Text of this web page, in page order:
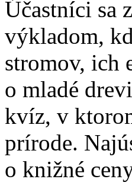
Účastníci sa
výkladom,
stromov, ich
o mladé
kvíz, v
prírode.
o knižné